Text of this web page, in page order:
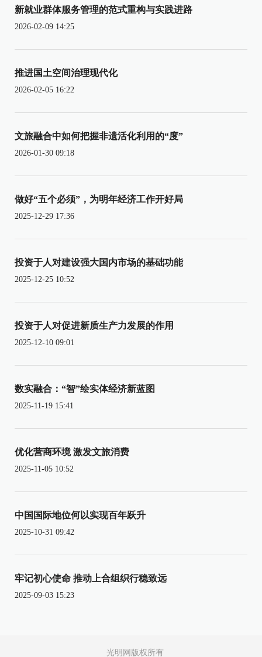
新就业群体服务管理的范式重构与实践进路
2026-02-09 14:25
推进国土空间治理现代化
2026-02-05 16:22
文旅融合中如何把握非遗活化利用的“度”
2026-01-30 09:18
做好“五个必须”，为明年经济工作开好局
2025-12-29 17:36
投资于人对建设强大国内市场的基础功能
2025-12-25 10:52
投资于人对促进新质生产力发展的作用
2025-12-10 09:01
数实融合：“智”绘实体经济新蓝图
2025-11-19 15:41
优化营商环境 激发文旅消费
2025-11-05 10:52
中国国际地位何以实现百年跃升
2025-10-31 09:42
牢记初心使命 推动上合组织行稳致远
2025-09-03 15:23
光明网版权所有